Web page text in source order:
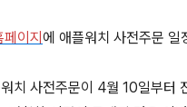
이지 에 애플워치 사전주문 일
치 사전주문이 4월 10일부터